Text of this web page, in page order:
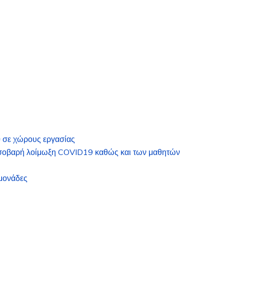
χώρους εργασίας
λοίμωξη COVID19 καθώς και των μαθητών